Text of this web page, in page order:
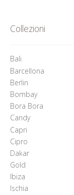
Collezioni
Bali
Barcellona
Berlin
Bombay
Bora Bora
Candy
Capri
Cipro
Dakar
Gold
Ibiza
Ischia